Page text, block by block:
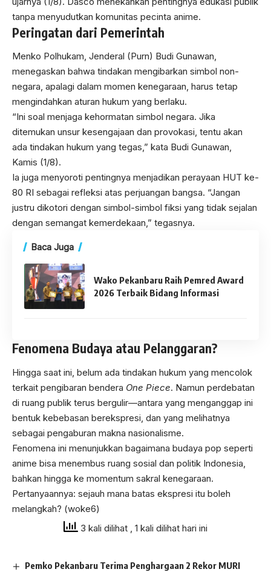
tanpa menyudutkan komunitas pecinta anime.
Peringatan dari Pemerintah
Menko Polhukam, Jenderal (Purn) Budi Gunawan,
menegaskan bahwa tindakan mengibarkan simbol non-
negara, apalagi dalam momen kenegaraan, harus tetap
mengindahkan aturan hukum yang berlaku.
“Ini soal menjaga kehormatan simbol negara. Jika
ditemukan unsur kesengajaan dan provokasi, tentu akan
ada tindakan hukum yang tegas,” kata Budi Gunawan,
Kamis (1/8).
Ia juga menyoroti pentingnya menjadikan perayaan HUT ke-
80 RI sebagai refleksi atas perjuangan bangsa. “Jangan
justru dikotori dengan simbol-simbol fiksi yang tidak sejalan
dengan semangat kemerdekaan,” tegasnya.
Baca Juga
Wako Pekanbaru Raih Pemred Award
2026 Terbaik Bidang Informasi
Fenomena Budaya atau Pelanggaran?
Hingga saat ini, belum ada tindakan hukum yang mencolok
terkait pengibaran bendera One Piece. Namun perdebatan
di ruang publik terus bergulir—antara yang menganggap ini
bentuk kebebasan berekspresi, dan yang melihatnya
sebagai pengaburan makna nasionalisme.
Fenomena ini menunjukkan bagaimana budaya pop seperti
anime bisa menembus ruang sosial dan politik Indonesia,
bahkan hingga ke momentum sakral kenegaraan.
Pertanyaannya: sejauh mana batas ekspresi itu boleh
melangkah? (woke6)
3 kali dilihat
, 1 kali dilihat hari ini
Pemko Pekanbaru Terima Penghargaan 2 Rekor MURI